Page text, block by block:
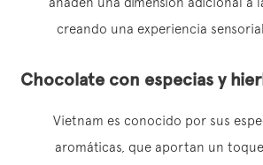
creando una experiencia
Chocolate con especias y
Vietnam es conocido por sus
aromáticas, que aportan un